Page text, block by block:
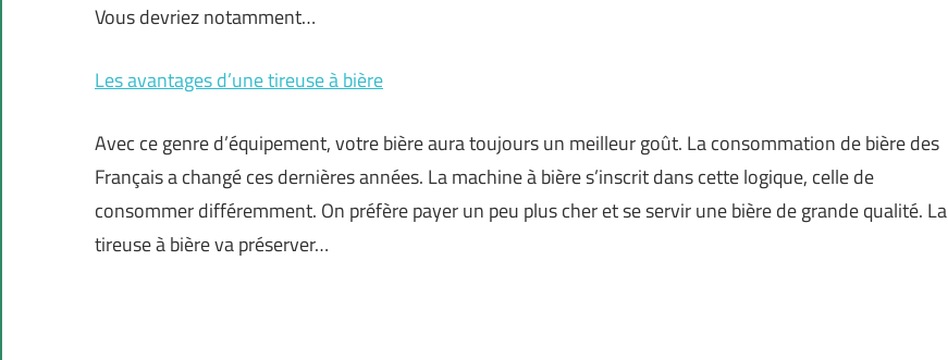
Vous devriez notamment…
Les avantages d’une tireuse à bière
Avec ce genre d’équipement, votre bière aura toujours un meilleur goût. La consommation de bière des
Français a changé ces dernières années. La machine à bière s’inscrit dans cette logique, celle de
consommer différemment. On préfère payer un peu plus cher et se servir une bière de grande qualité. La
tireuse à bière va préserver…